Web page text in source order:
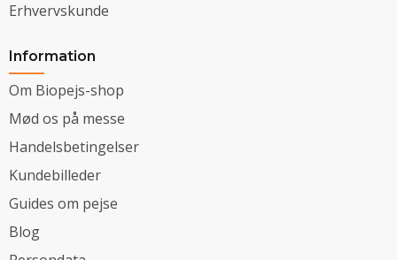
Erhvervskunde
Information
Om Biopejs-shop
Mød os på messe
Handelsbetingelser
Kundebilleder
Guides om pejse
Blog